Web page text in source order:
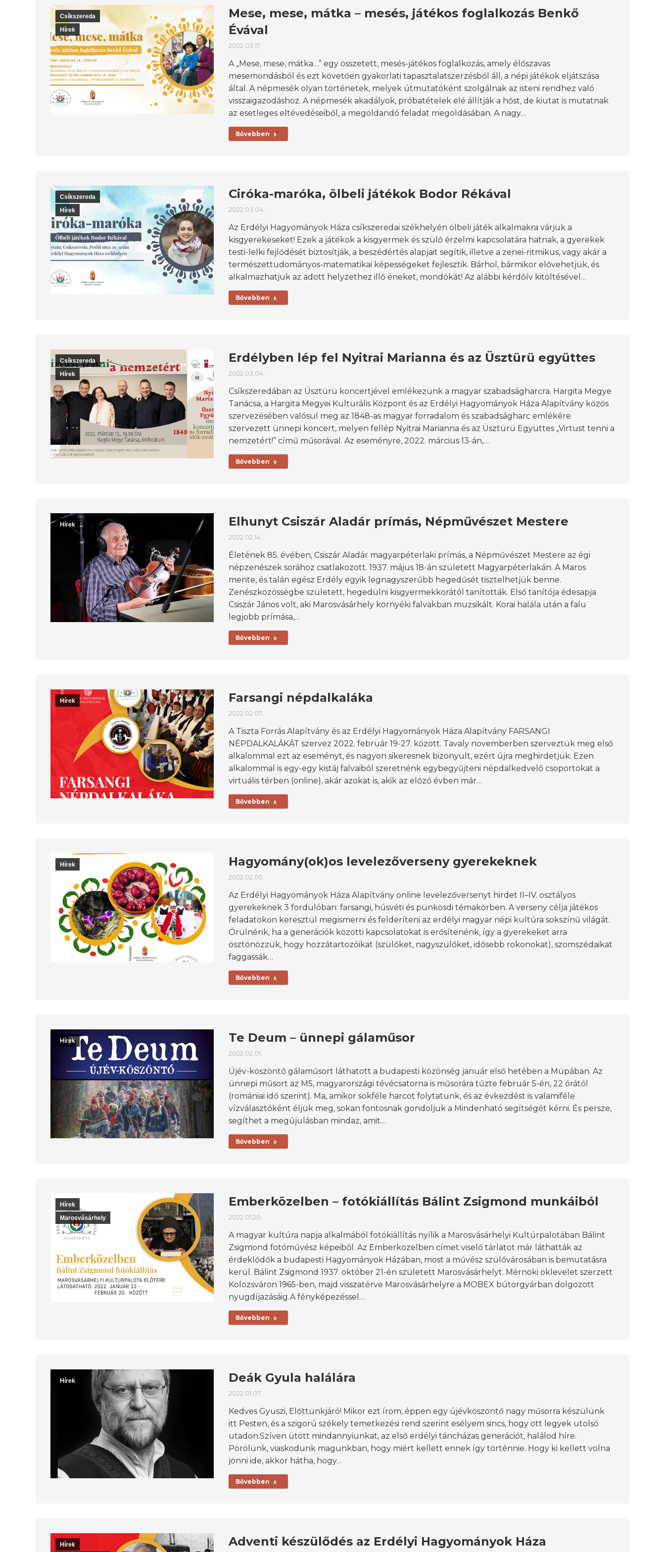
Csíkszereda
Hírek
Mese, mese, mátka – mesés, játékos foglalkozás Benkő
Évával
2022.03.17.
A „Mese, mese, mátka…” egy összetett, mesés-játékos foglalkozás, amely élőszavas
mesemondásból és ezt követően gyakorlati tapasztalatszerzésből áll, a népi játékok eljátszása
által. A népmesék olyan történetek, melyek útmutatóként szolgálnak az isteni rendhez való
visszaigazodáshoz. A népmesék akadályok, próbatételek elé állítják a hőst, de kiutat is mutatnak
az esetleges eltévedéseiből, a megoldandó feladat megoldásában. A nagy…
Bővebben
Csíkszereda
Hírek
Ciróka-maróka, ölbeli játékok Bodor Rékával
2022.03.04.
Az Erdélyi Hagyományok Háza csíkszeredai székhelyén ölbeli játék alkalmakra várjuk a
kisgyerekeseket! Ezek a játékok a kisgyermek és szülő érzelmi kapcsolatára hatnak, a gyerekek
testi-lelki fejlődését biztosítják, a beszédértés alapjait segítik, illetve a zenei-ritmikus, vagy akár a
természettudományos-matematikai képességeket fejlesztik. Bárhol, bármikor elővehetjük, és
alkalmazhatjuk az adott helyzethez illő éneket, mondókát! Az alábbi kérdőív kitöltésével…
Bővebben
Csíkszereda
Hírek
Erdélyben lép fel Nyitrai Marianna és az Üsztürü együttes
2022.03.04.
Csíkszeredában az Üsztürü koncertjével emlékezünk a magyar szabadságharcra. Hargita Megye
Tanácsa, a Hargita Megyei Kulturális Központ és az Erdélyi Hagyományok Háza Alapítvány közös
szervezésében valósul meg az 1848-as magyar forradalom és szabadságharc emlékére
szervezett ünnepi koncert, melyen fellép Nyitrai Marianna és az Üsztürü Együttes „Virtust tenni a
nemzetért!” című műsorával. Az eseményre, 2022. március 13-án,…
Bővebben
Hírek Elhunyt Csiszár Aladár prímás, Népművészet Mestere
2022.02.14.
Életének 85. évében, Csiszár Aladár magyarpéterlaki prímás, a Népművészet Mestere az égi
népzenészek sorához csatlakozott. 1937. május 18-án született Magyarpéterlakán. A Maros
mente, és talán egész Erdély egyik legnagyszerűbb hegedűsét tisztelhetjük benne.
Zenészközösségbe született, hegedülni kisgyermekkorától tanították. Első tanítója édesapja
Csiszár János volt, aki Marosvásárhely környéki falvakban muzsikált. Korai halála után a falu
legjobb prímása,…
Bővebben
Hírek Farsangi népdalkaláka
2022.02.07.
A Tiszta Forrás Alapítvány és az Erdélyi Hagyományok Háza Alapítvány FARSANGI
NÉPDALKALÁKÁT szervez 2022. február 19-27. között. Tavaly novemberben szerveztük meg első
alkalommal ezt az eseményt, és nagyon sikeresnek bizonyult, ezért újra meghirdetjük. Ezen
alkalommal is egy-egy kistáj falvaiból szeretnénk egybegyűjteni népdalkedvelő csoportokat a
virtuális térben (online), akár azokat is, akik az előző évben már…
Bővebben
Hírek Hagyomány(ok)os levelezőverseny gyerekeknek
2022.02.05.
Az Erdélyi Hagyományok Háza Alapítvány online levelezőversenyt hirdet II–IV. osztályos
gyerekeknek 3 fordulóban: farsangi, húsvéti és pünkösdi témakörben. A verseny célja játékos
feladatokon keresztül megismerni és felderíteni az erdélyi magyar népi kultúra sokszínű világát.
Örülnénk, ha a generációk közötti kapcsolatokat is erősítenénk, így a gyerekeket arra
ösztönözzük, hogy hozzátartozóikat (szülőket, nagyszülőket, idősebb rokonokat), szomszédaikat
faggassák…
Bővebben
Hírek Te Deum – ünnepi gálaműsor
2022.02.01.
Újév-köszöntő gálaműsort láthatott a budapesti közönség január első hetében a Müpában. Az
ünnepi műsort az M5, magyarországi tévécsatorna is műsorára tűzte február 5-én, 22 órától
(romániai idő szerint). Ma, amikor sokféle harcot folytatunk, és az évkezdést is valamiféle
vízválasztóként éljük meg, sokan fontosnak gondoljuk a Mindenható segítségét kérni. És persze,
segíthet a megújulásban mindaz, amit…
Bővebben
Hírek
Marosvásárhely
Emberközelben – fotókiállítás Bálint Zsigmond munkáiból
2022.01.20.
A magyar kultúra napja alkalmából fotókiállítás nyílik a Marosvásárhelyi Kultúrpalotában Bálint
Zsigmond fotóművész képeiből. Az Emberközelben címet viselő tárlatot már láthatták az
érdeklődők a budapesti Hagyományok Házában, most a művész szülővárosában is bemutatásra
kerül. Bálint Zsigmond 1937. október 21-én született Marosvásárhelyt. Mérnöki oklevelet szerzett
Kolozsváron 1965-ben, majd visszatérve Marosvásárhelyre a MOBEX bútorgyárban dolgozott
nyugdíjazásáig.A fényképezéssel…
Bővebben
Hírek Deák Gyula halálára
2022.01.07.
Kedves Gyuszi, Előttünkjáró! Mikor ezt írom, éppen egy újévköszöntő nagy műsorra készülünk
itt Pesten, és a szigorú székely temetkezési rend szerint esélyem sincs, hogy ott legyek utolsó
utadon.Szíven ütött mindannyiunkat, az első erdélyi táncházas generációt, halálod híre.
Pörölünk, viaskodunk magunkban, hogy miért kellett ennek így történnie. Hogy ki kellett volna
jönni ide, akkor hátha, hogy…
Bővebben
Hírek
Adventi készülődés az Erdélyi Hagyományok Háza